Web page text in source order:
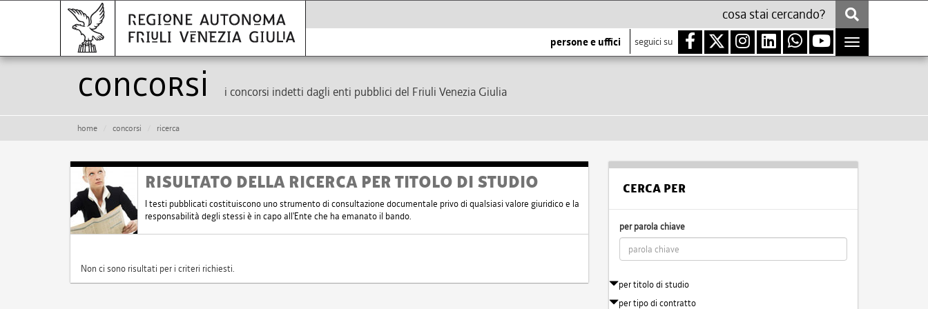
persone e uffici seguici su
Toggle
navigation
Concorsi i concorsi indetti dagli enti pubblici del Friuli Venezia Giulia
home concorsi ricerca
RISULTATO DELLA RICERCA PER TITOLO DI STUDIO
I testi pubblicati costituiscono uno strumento di consultazione documentale privo di qualsiasi valore giuridico e la
responsabilità degli stessi è in capo all'Ente che ha emanato il bando.
Non ci sono risultati per i criteri richiesti.
CERCA PER
per parola chiave
per titolo di studio
per tipo di contratto